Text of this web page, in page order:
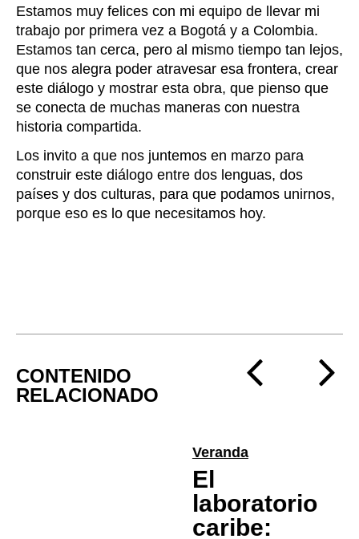
Estamos muy felices con mi equipo de llevar mi
trabajo por primera vez a Bogotá y a Colombia.
Estamos tan cerca, pero al mismo tiempo tan lejos,
que nos alegra poder atravesar esa frontera, crear
este diálogo y mostrar esta obra, que pienso que
se conecta de muchas maneras con nuestra
historia compartida.
Los invito a que nos juntemos en marzo para
construir este diálogo entre dos lenguas, dos
países y dos culturas, para que podamos unirnos,
porque eso es lo que necesitamos hoy.
CONTENIDO
RELACIONADO
Veranda
El
laboratorio
caribe: